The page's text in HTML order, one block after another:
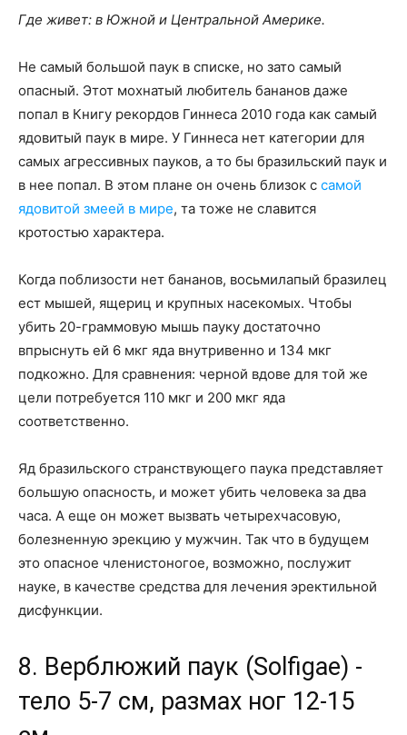
Где живет: в Южной и Центральной Америке.
Не самый большой паук в списке, но зато самый
опасный. Этот мохнатый любитель бананов даже
попал в Книгу рекордов Гиннеса 2010 года как самый
ядовитый паук в мире. У Гиннеса нет категории для
самых агрессивных пауков, а то бы бразильский паук и
в нее попал. В этом плане он очень близок с самой
ядовитой змеей в мире, та тоже не славится
кротостью характера.
Когда поблизости нет бананов, восьмилапый бразилец
ест мышей, ящериц и крупных насекомых. Чтобы
убить 20-граммовую мышь пауку достаточно
впрыснуть ей 6 мкг яда внутривенно и 134 мкг
подкожно. Для сравнения: черной вдове для той же
цели потребуется 110 мкг и 200 мкг яда
соответственно.
Яд бразильского странствующего паука представляет
большую опасность, и может убить человека за два
часа. А еще он может вызвать четырехчасовую,
болезненную эрекцию у мужчин. Так что в будущем
это опасное членистоногое, возможно, послужит
науке, в качестве средства для лечения эректильной
дисфункции.
8. Верблюжий паук (Solfigae) -
тело 5-7 см, размах ног 12-15